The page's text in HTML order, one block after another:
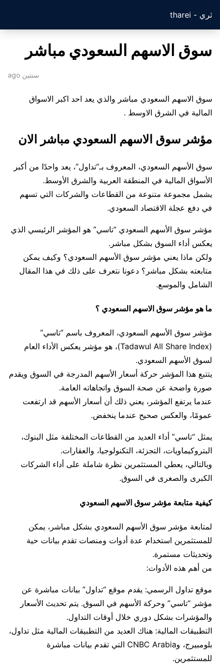
ثري - tharei
سوق الاسهم السعودي مباشر
سنتين ago
سوق الاسهم السعودي مباشر والذي يعد احد اكبر الاسواق
المالية في الشرق الاوسط .
مؤشر سوق الاسهم السعودي مباشر الان
سوق الأسهم السعودي، المعروف بـ”تداول”، يعد واحدًا من أكبر
الأسواق المالية في المنطقة العربية والشرق الأوسط.
يشمل مجموعة متنوعة من القطاعات والشركات التي تسهم
في دفع عجلة الاقتصاد السعودي.
مؤشر سوق الأسهم السعودي “تاسي” هو المؤشر الرئيسي الذي
يعكس أداء السوق بشكل مباشر.
ولكن ماذا يعني مؤشر سوق الأسهم السعودي؟ وكيف يمكن
متابعته بشكل مباشر؟ دعونا نتعرف على ذلك في هذا المقال
الشامل والموسع.
ما هو مؤشر سوق الاسهم السعودي ؟
مؤشر سوق الأسهم السعودي، المعروف باسم “تاسي”
(Tadawul All Share Index)، هو مؤشر يعكس الأداء العام
لسوق الأسهم السعودي.
يتتبع هذا المؤشر حركة أسعار الأسهم المدرجة في السوق ويقدم
صورة واضحة عن صحة السوق واتجاهاته العامة.
عندما يرتفع المؤشر، يعني ذلك أن أسعار الأسهم قد ارتفعت
عمومًا، والعكس صحيح عندما ينخفض.
يمثل “تاسي” أداء العديد من القطاعات المختلفة مثل البنوك،
البتروكيماويات، التجزئة، التكنولوجيا، والعقارات.
وبالتالي، يعطي المستثمرين نظرة شاملة على أداء الشركات
الكبرى والصغرى في السوق.
كيفية متابعة مؤشر سوق الاسهم السعودي
لمتابعة مؤشر سوق الأسهم السعودي بشكل مباشر، يمكن
للمستثمرين استخدام عدة أدوات ومنصات تقدم بيانات حية
وتحديثات مستمرة.
من أهم هذه الأدوات:
موقع تداول الرسمي: يقدم موقع “تداول” بيانات مباشرة عن
مؤشر “تاسي” وحركة الأسهم في السوق. يتم تحديث الأسعار
والمؤشرات بشكل دوري خلال أوقات التداول.
التطبيقات المالية: هناك العديد من التطبيقات المالية مثل تداول،
بلومبيرج، وCNBC Arabia التي تقدم بيانات مباشرة
للمستثمرين.